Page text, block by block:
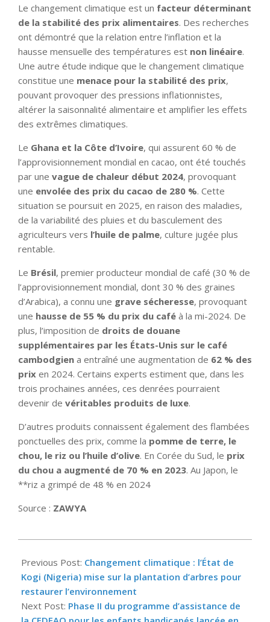
Le changement climatique est un facteur déterminant
de la stabilité des prix alimentaires. Des recherches
ont démontré que la relation entre l’inflation et la
hausse mensuelle des températures est non linéaire.
Une autre étude indique que le changement climatique
constitue une menace pour la stabilité des prix,
pouvant provoquer des pressions inflationnistes,
altérer la saisonnalité alimentaire et amplifier les effets
des extrêmes climatiques.
Le Ghana et la Côte d’Ivoire, qui assurent 60 % de
l’approvisionnement mondial en cacao, ont été touchés
par une vague de chaleur début 2024, provoquant
une envolée des prix du cacao de 280 %. Cette
situation se poursuit en 2025, en raison des maladies,
de la variabilité des pluies et du basculement des
agriculteurs vers l’huile de palme, culture jugée plus
rentable.
Le Brésil, premier producteur mondial de café (30 % de
l’approvisionnement mondial, dont 30 % des graines
d’Arabica), a connu une grave sécheresse, provoquant
une hausse de 55 % du prix du café à la mi-2024. De
plus, l’imposition de droits de douane
supplémentaires par les États-Unis sur le café
cambodgien a entraîné une augmentation de 62 % des
prix en 2024. Certains experts estiment que, dans les
trois prochaines années, ces denrées pourraient
devenir de véritables produits de luxe.
D’autres produits connaissent également des flambées
ponctuelles des prix, comme la pomme de terre, le
chou, le riz ou l’huile d’olive. En Corée du Sud, le prix
du chou a augmenté de 70 % en 2023. Au Japon, le
**riz a grimpé de 48 % en 2024
Source : ZAWYA
08-
04
Previous Post: Changement climatique : l’État de
Kogi (Nigeria) mise sur la plantation d’arbres pour
restaurer l’environnement
Next Post: Phase II du programme d’assistance de